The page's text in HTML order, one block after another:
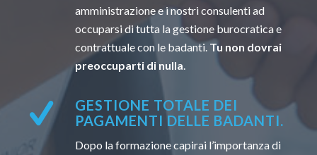
amministrazione e i nostri consulenti ad
occuparsi di tutta la gestione burocratica e
contrattuale con le badanti. Tu non dovrai
preoccuparti di nulla.
GESTIONE TOTALE DEI
PAGAMENTI DELLE BADANTI.
Dopo la formazione capirai l’importanza di